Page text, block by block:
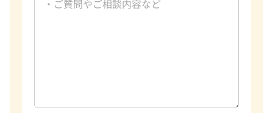
したら是非一度おたからやへご相談ください。